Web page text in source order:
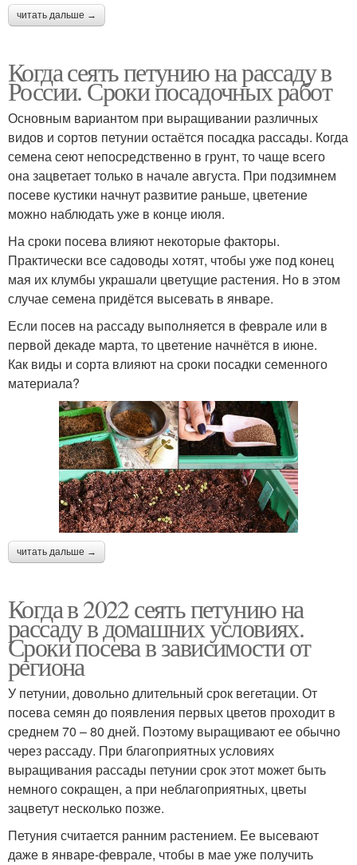
читать дальше →
Когда сеять петунию на рассаду в
России. Сроки посадочных работ
Основным вариантом при выращивании различных
видов и сортов петунии остаётся посадка рассады. Когда
семена сеют непосредственно в грунт, то чаще всего
она зацветает только в начале августа. При подзимнем
посеве кустики начнут развитие раньше, цветение
можно наблюдать уже в конце июля.
На сроки посева влияют некоторые факторы.
Практически все садоводы хотят, чтобы уже под конец
мая их клумбы украшали цветущие растения. Но в этом
случае семена придётся высевать в январе.
Если посев на рассаду выполняется в феврале или в
первой декаде марта, то цветение начнётся в июне.
Как виды и сорта влияют на сроки посадки семенного
материала?
читать дальше →
Когда в 2022 сеять петунию на
рассаду в домашних условиях.
Сроки посева в зависимости от
региона
У петунии, довольно длительный срок вегетации. От
посева семян до появления первых цветов проходит в
среднем 70 – 80 дней. Поэтому выращивают ее обычно
через рассаду. При благоприятных условиях
выращивания рассады петунии срок этот может быть
немного сокращен, а при неблагоприятных, цветы
зацветут несколько позже.
Петуния считается ранним растением. Ее высевают
даже в январе-феврале, чтобы в мае уже получить